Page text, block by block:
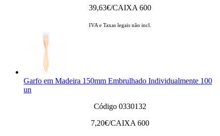
39,63€/CAIXA 600
IVA e Taxas legais não incl.
Garfo em Madeira 150mm Embrulhado Individualmente 100
un
Código 0330132
7,20€/CAIXA 600